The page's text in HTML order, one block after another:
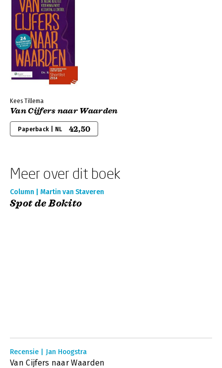
Kees Tillema
Van Cijfers naar Waarden
Paperback | NL 42,50
Meer over dit boek
Column | Martin van Staveren
Spot de Bokito
Recensie | Jan Hoogstra
Van Cijfers naar Waarden